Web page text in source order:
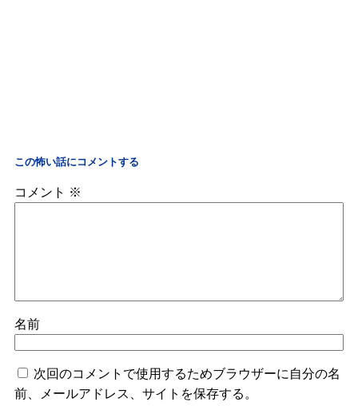
この怖い話にコメントする
コメント ※
名前
次回のコメントで使用するためブラウザーに自分の名
前、メールアドレス、サイトを保存する。